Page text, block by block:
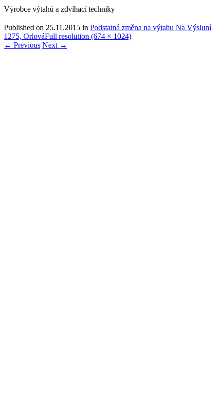
Výrobce výtahů a zdvíhací techniky
Published on 25.11.2015 in Podstatná změna na výtahu Na Výsluní
1275, OrlováFull resolution (674 × 1024)
← Previous Next →